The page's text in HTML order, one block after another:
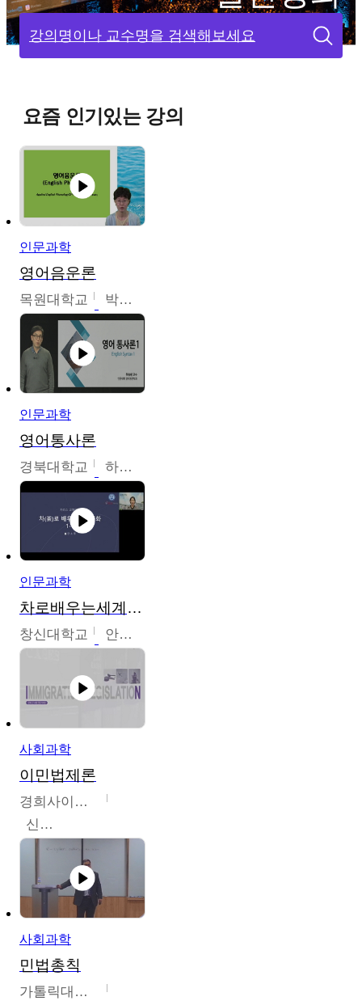
강의명이나 교수명을 검색해보세요
요즘 인기있는 강의
인문과학
영어음운론
목원대학교 박미숙
인문과학
영어통사론
경북대학교 하승완
인문과학
차로배우는세계문화
창신대학교 안소영
사회과학
이민법제론
경희사이버대학교
신광수
사회과학
민법총칙
가톨릭대학교